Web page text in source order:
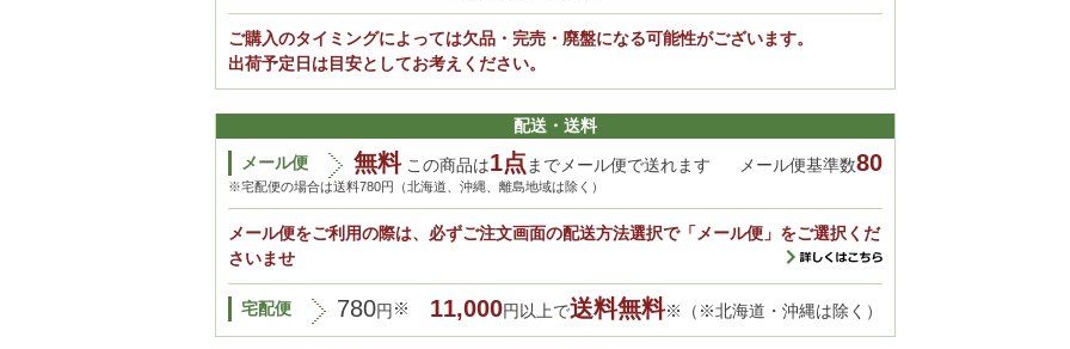
ご購入のタイミングによっては欠品・完売・廃盤になる可能性がございます。
出荷予定日は目安としてお考えください。
配送・送料
メール便
無料この商品は1点までメール便で送れます メール便基準数80
※宅配便の場合は送料780円（北海道、沖縄、離島地域は除く）
メール便をご利用の際は、必ずご注文画面の配送方法選択で「メール便」をご選択くだ
さいませ
宅配便 780円 ※ 11,000円以上で送料無料※（※北海道・沖縄は除く）